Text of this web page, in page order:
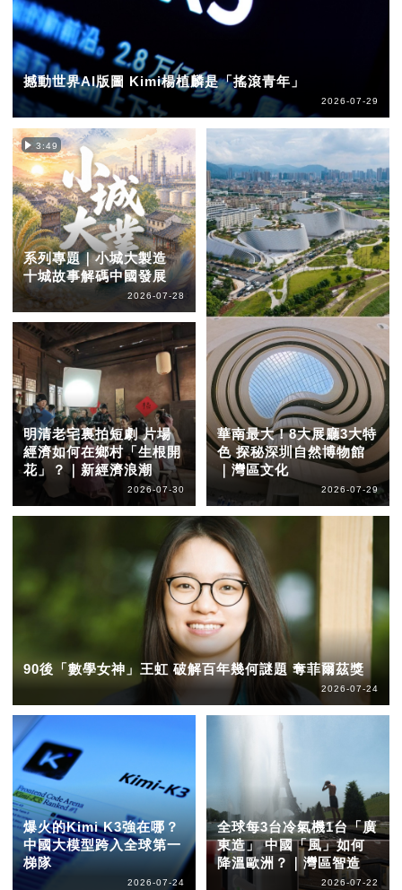
撼動世界AI版圖 Kimi楊植麟是「搖滾青年」
2026-07-29
3:49
系列專題｜小城大製造
十城故事解碼中國發展
2026-07-28
明清老宅裏拍短劇 片場
經濟如何在鄉村「生根開
花」？｜新經濟浪潮
2026-07-30
華南最大！8大展廳3大特
色 探秘深圳自然博物館
｜灣區文化
2026-07-29
90後「數學女神」王虹 破解百年幾何謎題 奪菲爾茲獎
2026-07-24
爆火的Kimi K3強在哪？
中國大模型跨入全球第一
梯隊
2026-07-24
全球每3台冷氣機1台「廣
東造」 中國「風」如何
降溫歐洲？｜灣區智造
2026-07-22